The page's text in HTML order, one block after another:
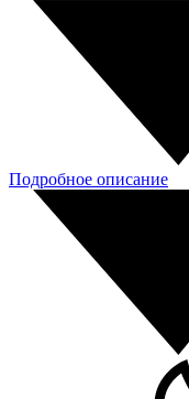
Подробное описание